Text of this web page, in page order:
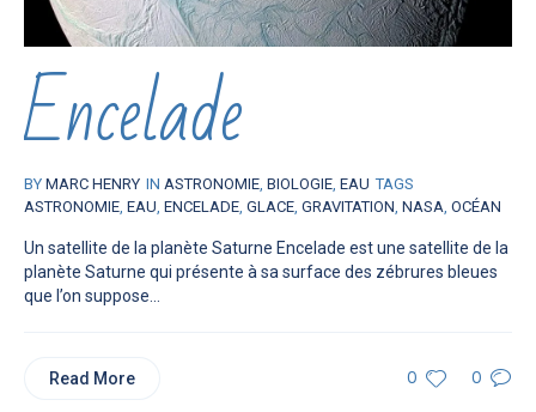
Encelade
BY MARC HENRY IN ASTRONOMIE, BIOLOGIE, EAU TAGS
ASTRONOMIE, EAU, ENCELADE, GLACE, GRAVITATION, NASA, OCÉAN
Un satellite de la planète Saturne Encelade est une satellite de la
planète Saturne qui présente à sa surface des zébrures bleues
que l’on suppose...
0 0
Read More